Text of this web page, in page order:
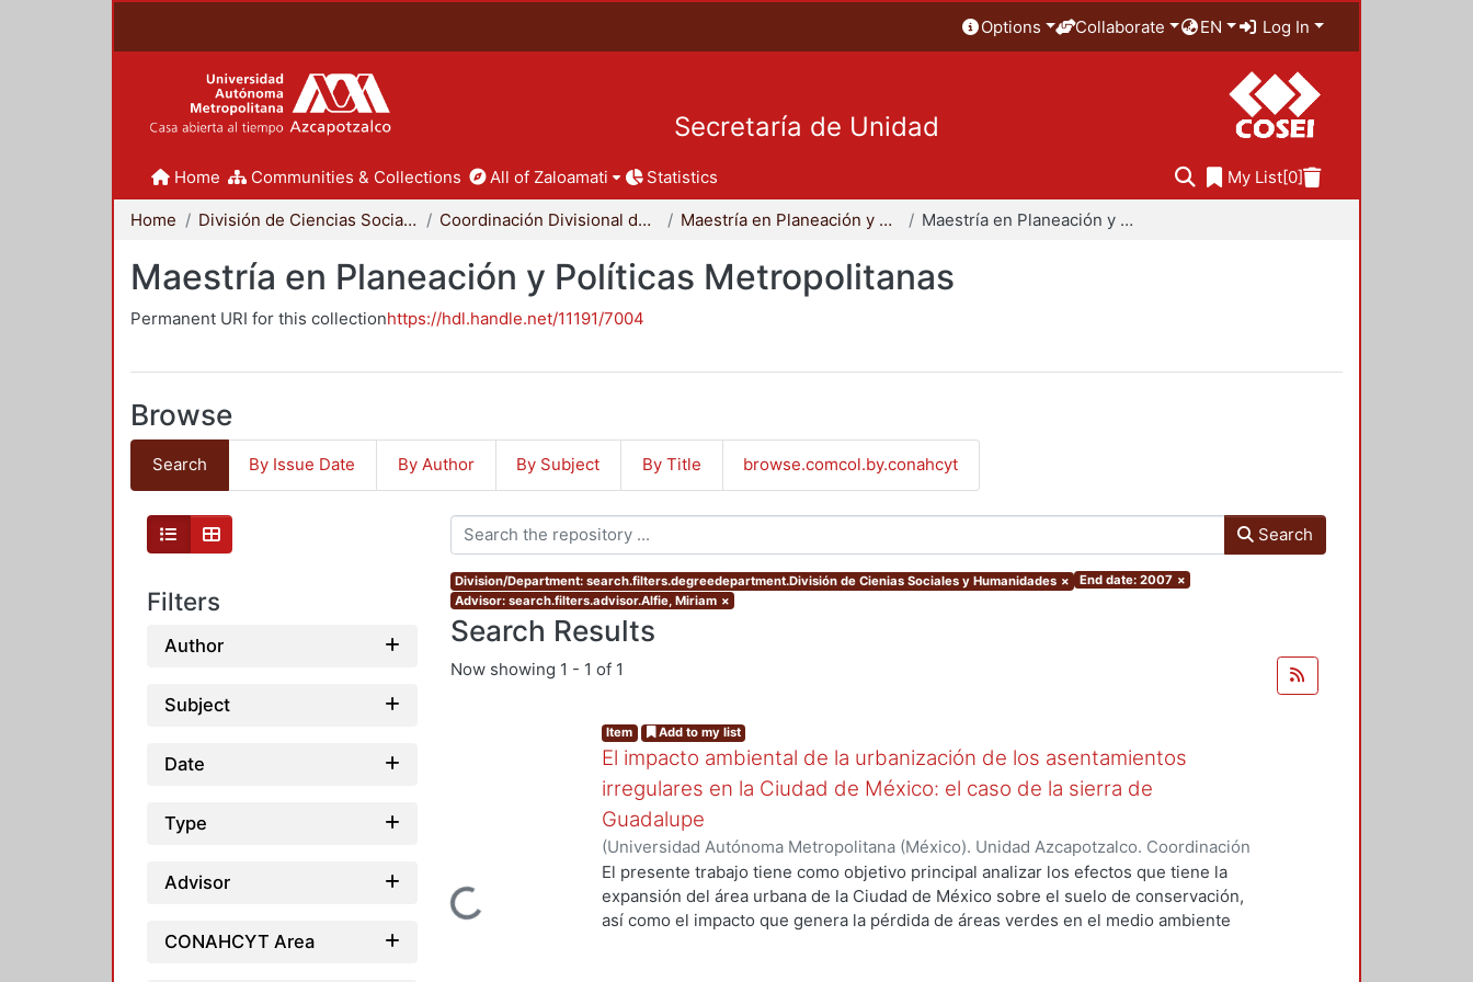
Options Collaborate EN Log In
Secretaría de Unidad
Home Communities & Collections All of Zaloamati Statistics My List[0]
Home División de Ciencias Sociales y Humanidades Coordinación Divisional de Posgrado Maestría en Planeación y Políticas Metropolitanas Maestría en Planeación y Políticas Metropolitanas
Maestría en Planeación y Políticas Metropolitanas
Permanent URI for this collectionhttps://hdl.handle.net/11191/7004
Browse
Search By Issue Date By Author By Subject By Title browse.comcol.by.conahcyt
Filters
Author
Subject
Date
Type
Advisor
CONAHCYT Area
Search
Division/Department: search.filters.degreedepartment.División de Cienias Sociales y Humanidades × End date: 2007 ×
Advisor: search.filters.advisor.Alfie, Miriam ×
Search Results
Now showing 1 - 1 of 1
Loading...
Item Add to my list
El impacto ambiental de la urbanización de los asentamientos
irregulares en la Ciudad de México: el caso de la sierra de
Guadalupe
(Universidad Autónoma Metropolitana (México). Unidad Azcapotzalco. Coordinación
de Servicios de Información.,2007-07) Cueto Mújica, Francisco Antonio
El presente trabajo tiene como objetivo principal analizar los efectos que tiene la
expansión del área urbana de la Ciudad de México sobre el suelo de conservación,
así como el impacto que genera la pérdida de áreas verdes en el medio ambiente